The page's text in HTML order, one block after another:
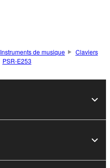
Instruments de musique
Claviers
PSR-E253